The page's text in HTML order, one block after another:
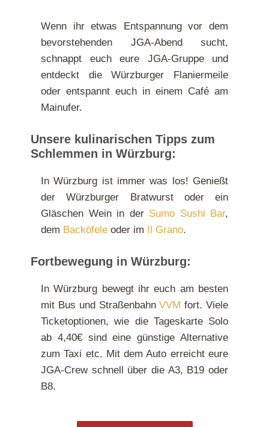
Wenn ihr etwas Entspannung vor dem
bevorstehenden JGA-Abend sucht,
schnappt euch eure JGA-Gruppe und
entdeckt die Würzburger Flaniermeile
oder entspannt euch in einem Café am
Mainufer.
Unsere kulinarischen Tipps zum
Schlemmen in Würzburg:
In Würzburg ist immer was los! Genießt
der Würzburger Bratwurst oder ein
Gläschen Wein in der Sumo Sushi Bar,
dem Backöfele oder im Il Grano.
Fortbewegung in Würzburg:
In Würzburg bewegt ihr euch am besten
mit Bus und StraßenbahnVVM fort. Viele
Ticketoptionen, wie die Tageskarte Solo
ab 4,40€ sind eine günstige Alternative
zum Taxi etc. Mit dem Auto erreicht eure
JGA-Crew schnell über die A3, B19 oder
B8.